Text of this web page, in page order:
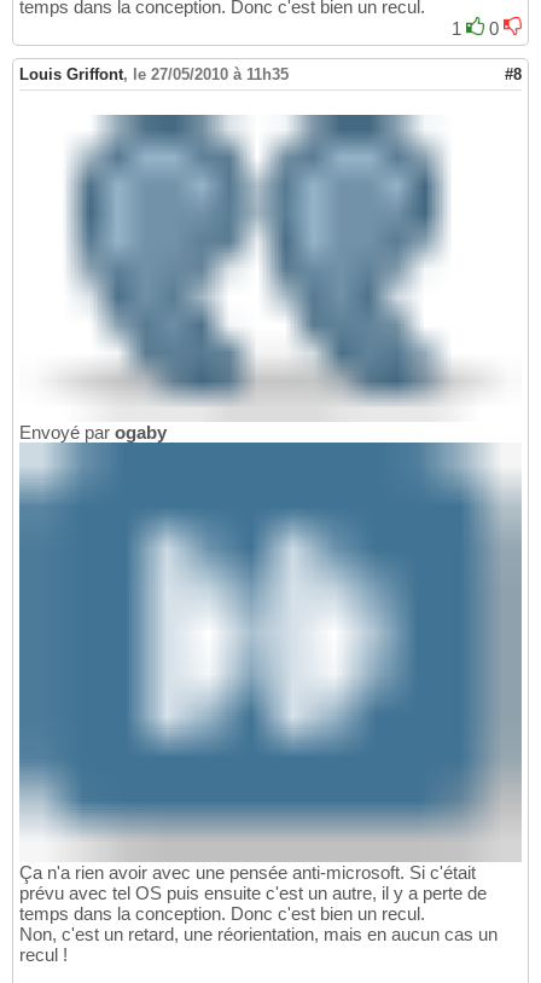
temps dans la conception. Donc c'est bien un recul.
1
0
Louis Griffont, le 27/05/2010 à 11h35 #8
Envoyé par ogaby
Ça n'a rien avoir avec une pensée anti-microsoft. Si c'était
prévu avec tel OS puis ensuite c'est un autre, il y a perte de
temps dans la conception. Donc c'est bien un recul.
Non, c'est un retard, une réorientation, mais en aucun cas un
recul !